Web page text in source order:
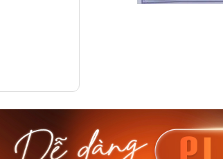
Casio Nam MTS-
RS100L-1AVDF
4.276.000₫
Casio
230EL-